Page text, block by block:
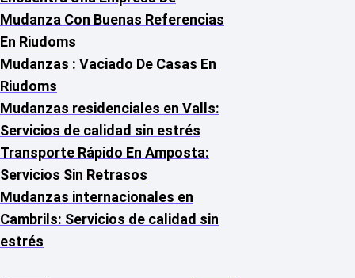
Mudanza Con Buenas Referencias
En Riudoms
Mudanzas : Vaciado De Casas En
Riudoms
Mudanzas residenciales en Valls:
Servicios de calidad sin estrés
Transporte Rápido En Amposta:
Servicios Sin Retrasos
Mudanzas internacionales en
Cambrils: Servicios de calidad sin
estrés